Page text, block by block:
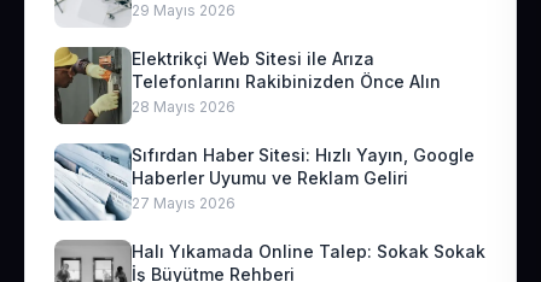
29 Mayıs 2026
Elektrikçi Web Sitesi ile Arıza
Telefonlarını Rakibinizden Önce Alın
28 Mayıs 2026
Sıfırdan Haber Sitesi: Hızlı Yayın, Google
Haberler Uyumu ve Reklam Geliri
27 Mayıs 2026
Halı Yıkamada Online Talep: Sokak Sokak
İş Büyütme Rehberi